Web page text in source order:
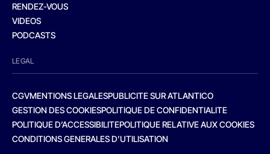
RENDEZ-VOUS
VIDEOS
PODCASTS
LEGAL
CGVMENTIONS LEGALESPUBLICITE SUR ATLANTICO
GESTION DES COOKIESPOLITIQUE DE CONFIDENTIALITE
POLITIQUE D’ACCESSIBILITEPOLITIQUE RELATIVE AUX COOKIES
CONDITIONS GENERALES D’UTILISATION